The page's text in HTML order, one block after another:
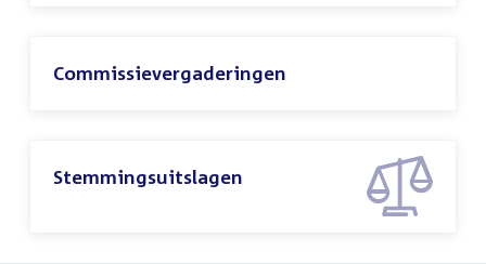
Commissievergaderingen
Stemmingsuitslagen